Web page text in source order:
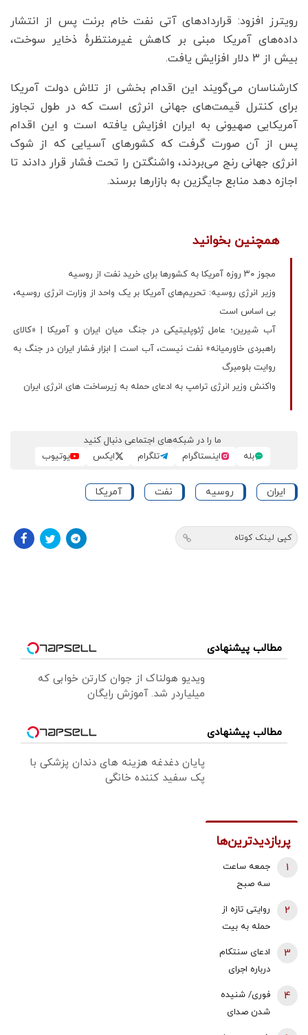
رویترز افزود: قراردادهای آتی نفت خام برنت پس از انتشار
داده‌های آمریکا مبنی بر کاهش غیرمنتظرهٔ ذخایر سوخت،
بیش از ۳ دلار افزایش یافت.
کارشناسان می‌گویند این اقدام بخشی از تلاش دولت آمریکا
برای کنترل قیمت‌های جهانی انرژی است که در طول تجاوز
آمریکایی صهیونی به ایران افزایش یافته است و این اقدام
پس از آن صورت گرفت که کشورهای آسیایی که از شوک
انرژی جهانی رنج می‌بردند، واشنگتن را تحت فشار قرار دادند تا
اجازه دهد منابع جایگزین به بازارها برسند.
همچنین بخوانید
مجوز ۳۰ روزه آمریکا به کشورها برای خرید نفت از روسیه
وزیر انرژی روسیه: تحریم‌های آمریکا بر یک واحد از وزارت انرژی روسیه،
بی اساس است
آب شیرین؛ عامل ژئوپلیتیکی در جنگ میان ایران و آمریکا | «کالای
راهبردی خاورمیانه» نفت نیست، آب است | ابزار فشار ایران در جنگ به
روایت بلومبرگ
واکنش وزیر انرژی ترامپ به ادعای حمله به زیرساخت های انرژی ایران
ما را در شبکه‌های اجتماعی دنبال کنید
بله
اینستاگرام تلگرام ایکس یوتیوب
ایران روسیه نفت آمریکا
کپی لینک کوتاه
مطالب پیشنهادی
ویدیو هولناک از جوان کارتن خوابی که
میلیاردر شد. آموزش رایگان
مطالب پیشنهادی
پایان دغدغه هزینه های دندان پزشکی با
پک سفید کننده خانگی
پربازدیدترین‌ها
جمعه ساعت
سه صبح
سر بیت رهبری
شاید ۲۷-۲۸
بمب ریختند/
1
روایتی تازه از
حمله به بیت
اسفند/
سخنگوی
شورای نگهبان:
صدای انفجار و
2
ادعای سنتکام
درباره اجرای
علیه ایران/
3
فوری/ شنیده
شدن صدای
4